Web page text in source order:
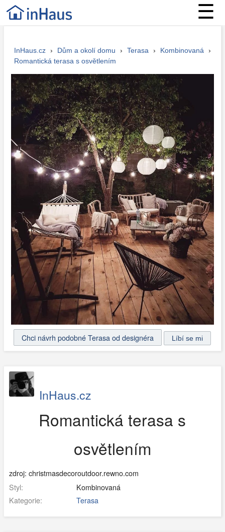
☰
InHaus.cz › Dům a okolí domu › Terasa › Kombinovaná
›
Romantická terasa s osvětlením
Chci návrh podobné Terasa od designéra
InHaus.cz
Romantická terasa s
osvětlením
zdroj: christmasdecoroutdoor.rewno.com
Styl:
Kombinovaná
Kategorie:
Terasa